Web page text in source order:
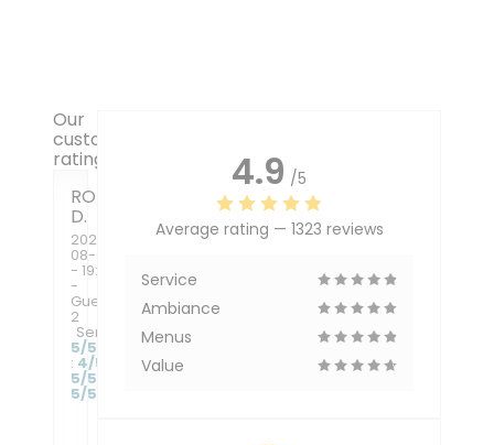
Our
customer
ratings
ROMAIN
D
2026-
08-05
- 19:30
-
Guests
2
Service
5/5 Ambiance
: 4/5 Food:
5/5 :
5/5
4.9 /5
Average rating — 1323 reviews
Service
Ambiance
Menus
Value